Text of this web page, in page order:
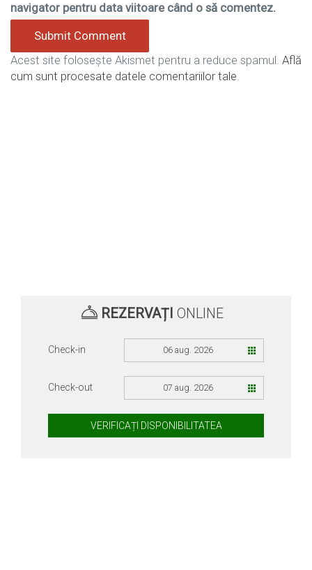
navigator pentru data viitoare când o să comentez.
Acest site folosește Akismet pentru a reduce spamul. Află
cum sunt procesate datele comentariilor tale.
REZERVAȚI ONLINE
Check-in 06 aug. 2026
Check-out 07 aug. 2026
VERIFICAȚI DISPONIBILITATEA